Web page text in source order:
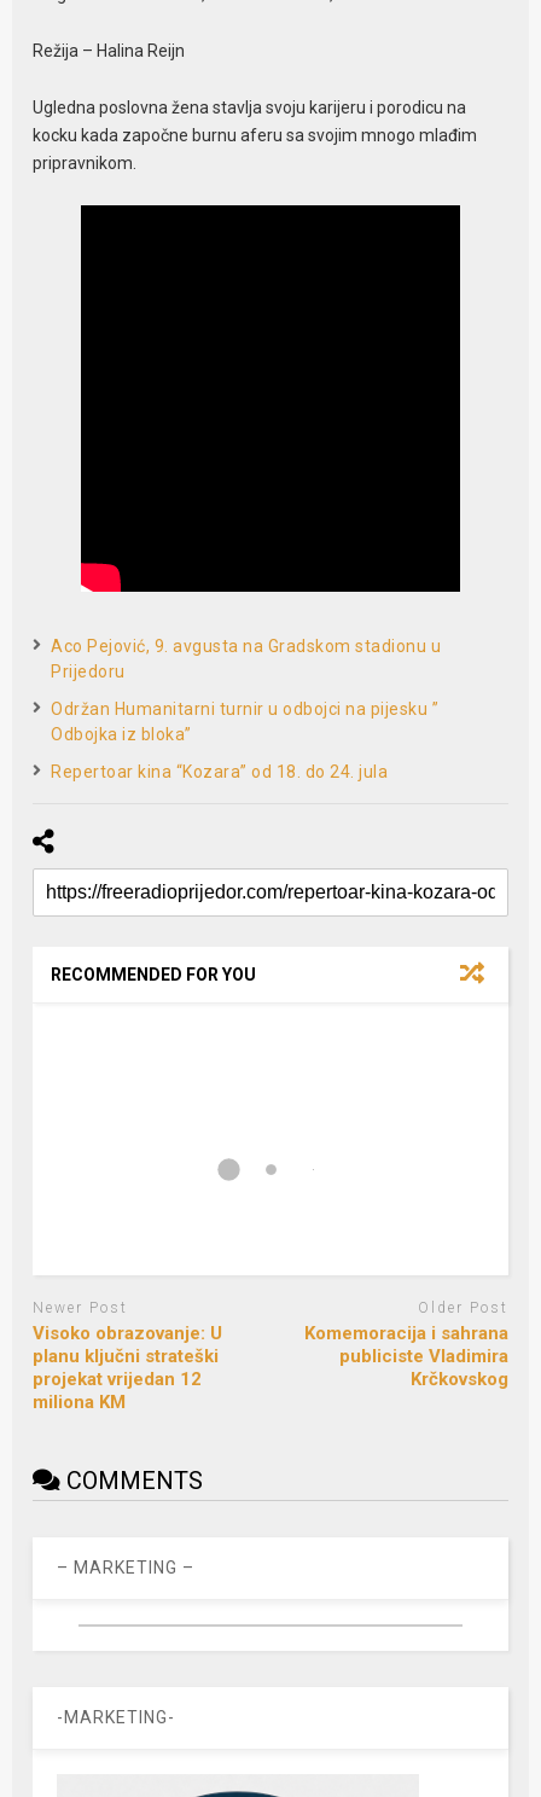
Režija – Halina Reijn
Ugledna poslovna žena stavlja svoju karijeru i porodicu na
kocku kada započne burnu aferu sa svojim mnogo mlađim
pripravnikom.
Aco Pejović, 9. avgusta na Gradskom stadionu u
Prijedoru
Održan Humanitarni turnir u odbojci na pijesku ”
Odbojka iz bloka”
Repertoar kina “Kozara” od 18. do 24. jula
RECOMMENDED FOR YOU
Newer Post
Visoko obrazovanje: U
planu ključni strateški
projekat vrijedan 12
miliona KM
Older Post
Komemoracija i sahrana
publiciste Vladimira
Krčkovskog
COMMENTS
– MARKETING –
-MARKETING-